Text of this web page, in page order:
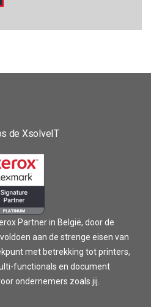
de XsolveIT
Partner in België, door de
aan de strenge eisen van
met betrekking tot printers,
functionals en document
ondernemers zoals jij.